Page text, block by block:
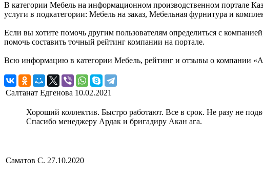
В категории Мебель на информационном производственном портале
услуги в подкатегории: Мебель на заказ, Мебельная фурнитура и
Если вы хотите помочь другим пользователям определиться с
помочь составить точный рейтинг компании на портале.
Всю информацию в категории Мебель, рейтинг и отзывы о компании
Салтанат Едгенова 10.02.2021
Хороший коллектив. Быстро работают. Все в срок. Не разу не
Спасибо менеджеру Ардак и бригадиру Акан ага.
Саматов С. 27.10.2020